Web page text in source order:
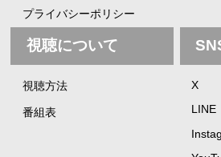
プライバシーポリシー
視聴について
視聴方法
番組表
X
LINE